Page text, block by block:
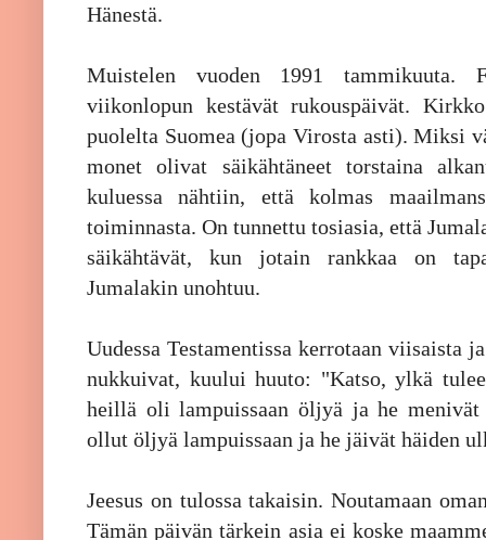
Hänestä.
Muistelen vuoden 1991 tammikuuta.
viikonlopun kestävät rukouspäivät.
puolelta Suomea (jopa Virosta asti). Miksi
monet olivat säikähtäneet torstaina
kuluessa nähtiin, että kolmas
toiminnasta. On tunnettu tosiasia, että
säikähtävät, kun jotain rankkaa on
Jumalakin unohtuu.
Uudessa Testamentissa kerrotaan
nukkuivat, kuului huuto: "Katso, ylkä
heillä oli lampuissaan öljyä ja he
ollut öljyä lampuissaan ja he jäivät häiden
Jeesus on tulossa takaisin. Noutamaan
Tämän päivän tärkein asia ei koske